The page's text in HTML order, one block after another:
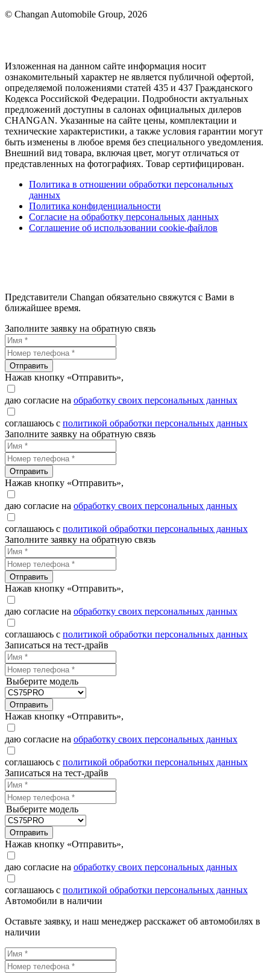
© Changan Automobile Group, 2026
Изложенная на данном сайте информация носит
ознакомительный характер не является публичной офертой,
определяемой положениями статей 435 и 437 Гражданского
Кодекса Российской Федерации. Подробности актуальных
предложений доступны в салонах официальных дилеров
CHANGAN. Указанные на сайте цены, комплектации и
технические характеристики, а также условия гарантии могут
быть изменены в любое время без специального уведомления.
Внешний вид товара, включая цвет, могут отличаться от
представленных на фотографиях. Товар сертифицирован.
Политика в отношении обработки персональных
данных
Политика конфиденциальности
Согласие на обработку персональных данных
Соглашение об использовании cookie-файлов
Представители Changan обязательно свяжутся с Вами в
ближайшее время.
Заполните заявку на обратную связь
Отправить
Нажав кнопку «Отправить»,
даю согласие на обработку своих персональных данных
соглашаюсь с политикой обработки персональных данных
Заполните заявку на обратную связь
Отправить
Нажав кнопку «Отправить»,
даю согласие на обработку своих персональных данных
соглашаюсь с политикой обработки персональных данных
Заполните заявку на обратную связь
Отправить
Нажав кнопку «Отправить»,
даю согласие на обработку своих персональных данных
соглашаюсь с политикой обработки персональных данных
Записаться на тест-драйв
Выберите модель
Отправить
Нажав кнопку «Отправить»,
даю согласие на обработку своих персональных данных
соглашаюсь с политикой обработки персональных данных
Записаться на тест-драйв
Выберите модель
Отправить
Нажав кнопку «Отправить»,
даю согласие на обработку своих персональных данных
соглашаюсь с политикой обработки персональных данных
Автомобили в наличии
Оставьте заявку, и наш менеджер расскажет об автомобилях в
наличии